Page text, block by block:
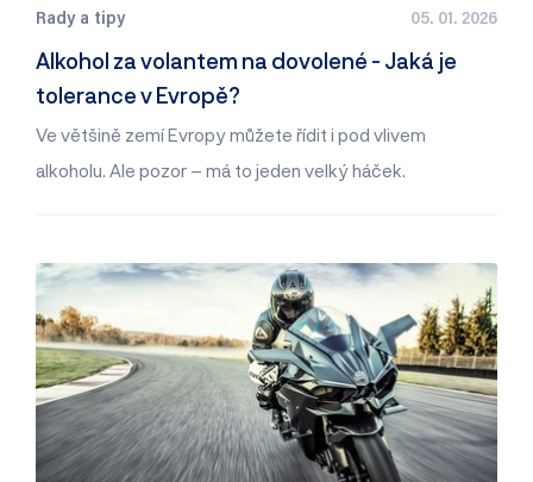
Rady a tipy 05. 01. 2026
Alkohol za volantem na dovolené - Jaká je
tolerance v Evropě?
Ve většině zemí Evropy můžete řídit i pod vlivem
alkoholu. Ale pozor – má to jeden velký háček.